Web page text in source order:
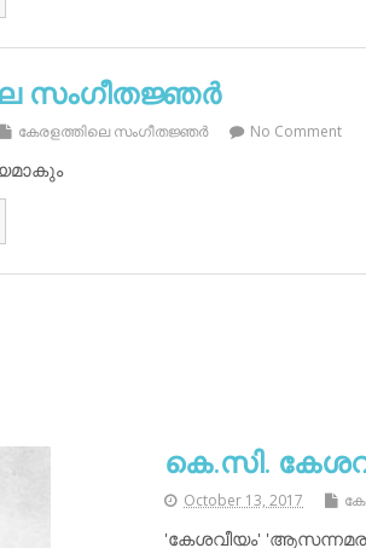
സംഗീതജ്ഞര്‍
കേരളത്തിലെ സംഗീതജ്ഞര്‍ No Comment
കെ.സി.
October 13, 2017
'കേശവീയം'